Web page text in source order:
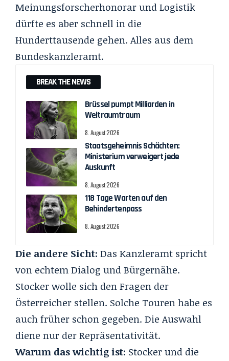
Meinungsforscherhonorar und Logistik
dürfte es aber schnell in die
Hunderttausende gehen. Alles aus dem
Bundeskanzleramt.
BREAK THE NEWS
Brüssel pumpt Milliarden in
Weltraumtraum
8. August 2026
Staatsgeheimnis Schächten:
Ministerium verweigert jede
Auskunft
8. August 2026
118 Tage Warten auf den
Behindertenpass
8. August 2026
Die andere Sicht: Das Kanzleramt spricht
von echtem Dialog und Bürgernähe.
Stocker wolle sich den Fragen der
Österreicher stellen. Solche Touren habe es
auch früher schon gegeben. Die Auswahl
diene nur der Repräsentativität.
Warum das wichtig ist: Stocker und die